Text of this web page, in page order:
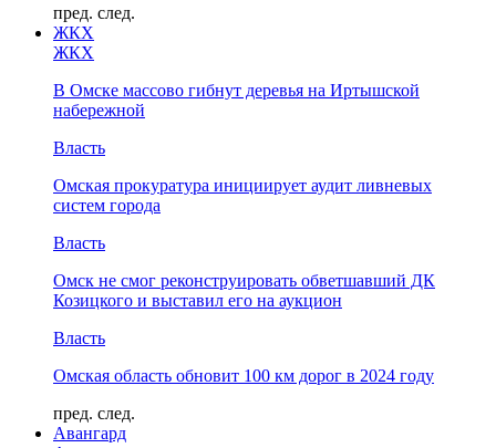
пред. след.
ЖКХ
ЖКХ
В Омске массово гибнут деревья на Иртышской
набережной
Власть
Омская прокуратура инициирует аудит ливневых
систем города
Власть
Омск не смог реконструировать обветшавший ДК
Козицкого и выставил его на аукцион
Власть
Омская область обновит 100 км дорог в 2024 году
пред. след.
Авангард